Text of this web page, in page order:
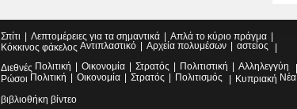
Σπίτι Λεπτομέρειες για τα σημαντικά
Απλά το κύριο πράγμα
Κόκκινος φάκελος Αντιπλαστικό Αρχεία πολυμέσων
αστείος
Διεθνές Πολιτική Οικονομία Στρατός Πολιτιστική
Αλληλεγγύη
Ρώσοι Πολιτική Οικονομία Στρατός Πολιτισμός Κυπριακή Νέα
βιβλιοθήκη βίντεο